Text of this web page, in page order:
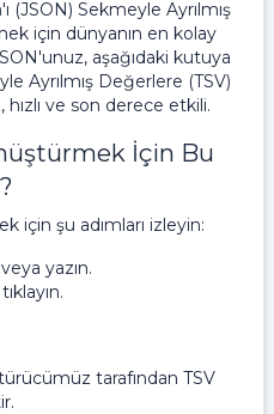
Sekmeyle Ayrılmış
için dünyanın en kolay
aşağıdaki kutuya
Ayrılmış Değerlere (TSV)
ve son derece etkili.
İçin Bu
için şu adımları izleyin:
yazın.
tarafından TSV